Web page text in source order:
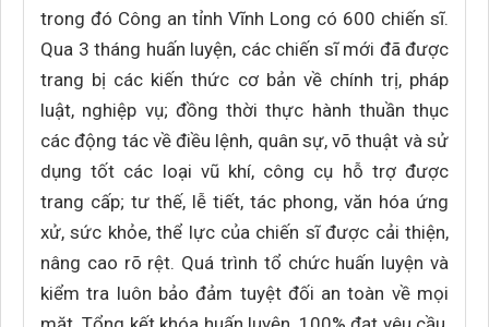
trong đó Công an tỉnh Vĩnh Long có 600 chiến sĩ.
Qua 3 tháng huấn luyện, các chiến sĩ mới đã được
trang bị các kiến thức cơ bản về chính trị, pháp
luật, nghiệp vụ; đồng thời thực hành thuần thục
các động tác về điều lệnh, quân sự, võ thuật và sử
dụng tốt các loại vũ khí, công cụ hỗ trợ được
trang cấp; tư thế, lễ tiết, tác phong, văn hóa ứng
xử, sức khỏe, thể lực của chiến sĩ được cải thiện,
nâng cao rõ rệt. Quá trình tổ chức huấn luyện và
kiểm tra luôn bảo đảm tuyệt đối an toàn về mọi